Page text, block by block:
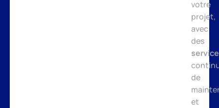
votre
projet,
avec
des
de
et